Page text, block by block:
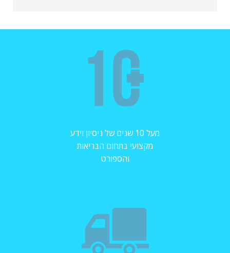
מעל 10 שנים של ניסיון וידע
מקצועי בתחום הבריאות
והספורט